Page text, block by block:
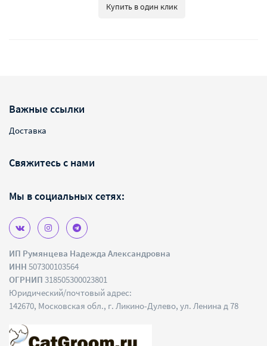
Купить в один клик
Важные ссылки
Доставка
Свяжитесь с нами
Мы в социальных сетях:
ИП Румянцева Надежда Александровна
ИНН 507300103564
ОГРНИП 318505300023801
Юридический/почтовый адрес:
142670, Московская обл., г. Ликино-Дулево, ул. Ленина д 78